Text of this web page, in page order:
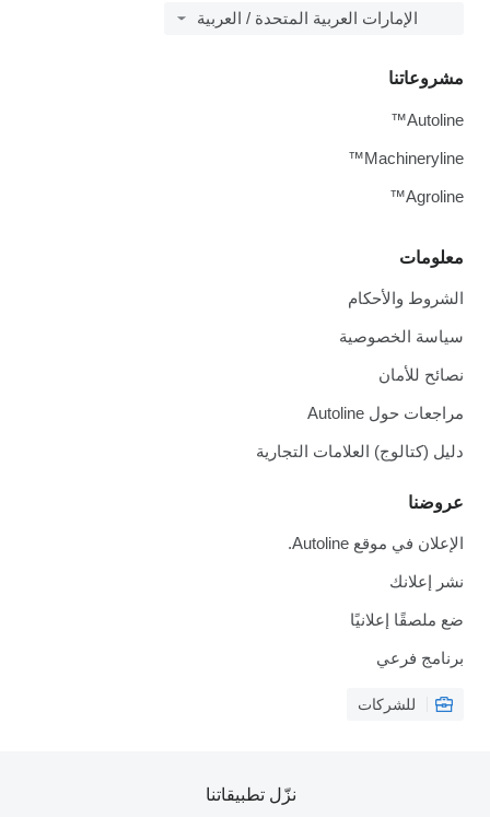
الإمارات العربية المتحدة / العربية
معلومات
الشروط والأحكام
سياسة الخصوصية
نصائح للأمان
مراجعات حول Autoline
دليل (كتالوج) العلامات التجارية
عروضنا
الإعلان في موقع Autoline.
نشر إعلانك
ضع ملصقًا إعلانيًا
برنامج فرعي
للشركات
مشروعاتنا
Autoline™
Machineryline™
Agroline™
نزّل تطبيقاتنا